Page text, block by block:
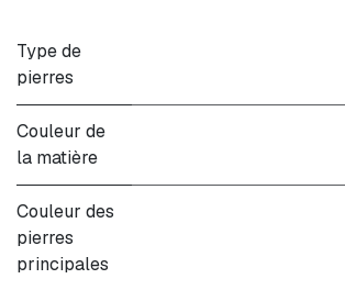
Type de
pierres
Couleur de
la matière
Couleur des
pierres
principales